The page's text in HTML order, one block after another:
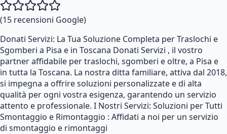
(15 recensioni Google)
Donati Servizi: La Tua Soluzione Completa per Traslochi e
Sgomberi a Pisa e in Toscana Donati Servizi , il vostro
partner affidabile per traslochi, sgomberi e oltre, a Pisa e
in tutta la Toscana. La nostra ditta familiare, attiva dal 2018,
si impegna a offrire soluzioni personalizzate e di alta
qualità per ogni vostra esigenza, garantendo un servizio
attento e professionale. I Nostri Servizi: Soluzioni per Tutti
Smontaggio e Rimontaggio : Affidati a noi per un servizio
di smontaggio e rimontaggi